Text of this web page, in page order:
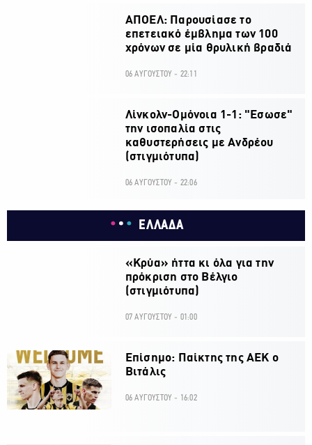
ΑΠΟΕΛ: Παρουσίασε το
επετειακό έμβλημα των 100
χρόνων σε μία θρυλική βραδιά
06 ΑΥΓΟΥΣΤΟΥ - 22:11
Λίνκολν-Ομόνοια 1-1: "Εσωσε"
την ισοπαλία στις
καθυστερήσεις με Ανδρέου
(στιγμιότυπα)
06 ΑΥΓΟΥΣΤΟΥ - 22:06
ΕΛΛΑΔΑ
«Κρύα» ήττα κι όλα για την
πρόκριση στο Βέλγιο
(στιγμιότυπα)
07 ΑΥΓΟΥΣΤΟΥ - 01:00
Επίσημο: Παίκτης της ΑΕΚ ο
Βιτάλις
06 ΑΥΓΟΥΣΤΟΥ - 16:02